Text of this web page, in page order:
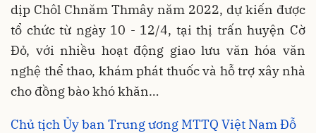
dịp Chôl Chnăm Thmây năm 2022, dự kiến được
tổ chức từ ngày 10 - 12/4, tại thị trấn huyện Cờ
Đỏ, với nhiều hoạt động giao lưu văn hóa văn
nghệ thể thao, khám phát thuốc và hỗ trợ xây nhà
cho đồng bào khó khăn…
Chủ tịch Ủy ban Trung ương MTTQ Việt Nam Đỗ